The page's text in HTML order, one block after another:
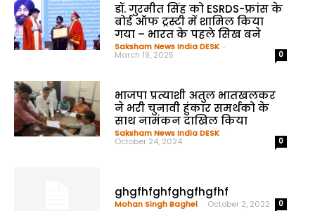
डॉ. गुरमीत सिंह को ESRDS-फ्रांस के
बोर्ड ऑफ ट्रस्टी में शामिल किया
गया – भारत के पहले सिख बने
Saksham News India DESK -
March 19, 2025 0
भाजपा प्रत्याशी अतुल भातखलकर
ने भरी चुनावी हुंकार समर्थको के
साथ नामंकन दाखिल किया
Saksham News India DESK -
October 24, 2024 0
ghgfhfghfghgfhgfhf
Mohan Singh Baghel - October 2, 2022 0